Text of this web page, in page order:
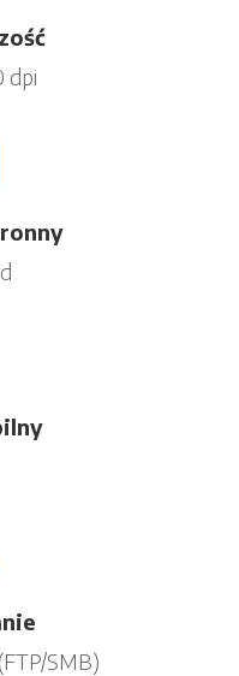
dpi
SMB)